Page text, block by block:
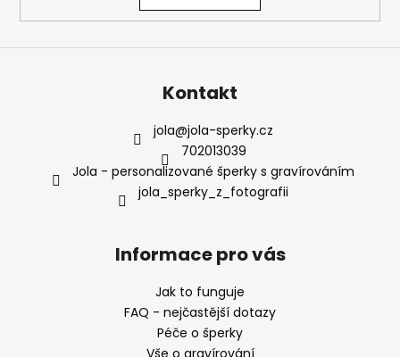
Kontakt
jola@jola-sperky.cz
702013039
Jola - personalizované šperky s gravírováním
jola_sperky_z_fotografii
Informace pro vás
Jak to funguje
FAQ - nejčastější dotazy
Péče o šperky
Vše o gravírování